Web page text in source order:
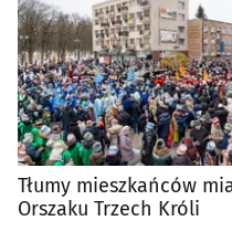
Tłumy mieszkańców
Orszaku Trzech Króli